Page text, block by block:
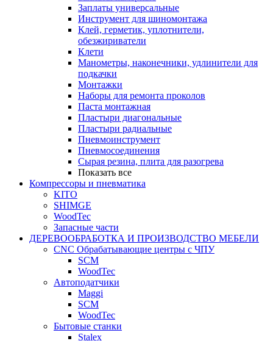
Заплаты универсальные
Инструмент для шиномонтажа
Клей, герметик, уплотнители,
обезжириватели
Клети
Манометры, наконечники, удлинители для
подкачки
Монтажки
Наборы для ремонта проколов
Паста монтажная
Пластыри диагональные
Пластыри радиальные
Пневмоинструмент
Пневмосоединения
Сырая резина, плита для разогрева
Показать все
Компрессоры и пневматика
KITO
SHIMGE
WoodTec
Запасные части
ДЕРЕВООБРАБОТКА И ПРОИЗВОДСТВО МЕБЕЛИ
CNC Обрабатывающие центры с ЧПУ
SCM
WoodTec
Автоподатчики
Maggi
SCM
WoodTec
Бытовые станки
Stalex